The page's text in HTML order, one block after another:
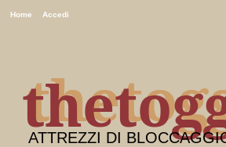
Home Accedi
ATTREZZI DI